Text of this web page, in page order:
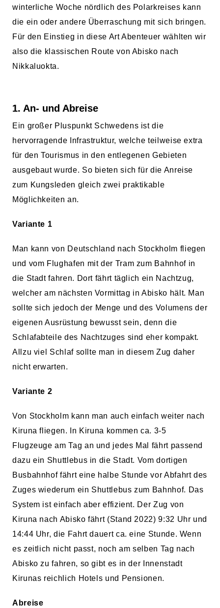
winterliche Woche nördlich des Polarkreises kann
die ein oder andere Überraschung mit sich bringen.
Für den Einstieg in diese Art Abenteuer wählten wir
also die klassischen Route von Abisko nach
Nikkaluokta.
1. An- und Abreise
Ein großer Pluspunkt Schwedens ist die
hervorragende Infrastruktur, welche teilweise extra
für den Tourismus in den entlegenen Gebieten
ausgebaut wurde. So bieten sich für die Anreise
zum Kungsleden gleich zwei praktikable
Möglichkeiten an.
Variante 1
Man kann von Deutschland nach Stockholm fliegen
und vom Flughafen mit der Tram zum Bahnhof in
die Stadt fahren. Dort fährt täglich ein Nachtzug,
welcher am nächsten Vormittag in Abisko hält. Man
sollte sich jedoch der Menge und des Volumens der
eigenen Ausrüstung bewusst sein, denn die
Schlafabteile des Nachtzuges sind eher kompakt.
Allzu viel Schlaf sollte man in diesem Zug daher
nicht erwarten.
Variante 2
Von Stockholm kann man auch einfach weiter nach
Kiruna fliegen. In Kiruna kommen ca. 3-5
Flugzeuge am Tag an und jedes Mal fährt passend
dazu ein Shuttlebus in die Stadt. Vom dortigen
Busbahnhof fährt eine halbe Stunde vor Abfahrt des
Zuges wiederum ein Shuttlebus zum Bahnhof. Das
System ist einfach aber effizient. Der Zug von
Kiruna nach Abisko fährt (Stand 2022) 9:32 Uhr und
14:44 Uhr, die Fahrt dauert ca. eine Stunde. Wenn
es zeitlich nicht passt, noch am selben Tag nach
Abisko zu fahren, so gibt es in der Innenstadt
Kirunas reichlich Hotels und Pensionen.
Abreise